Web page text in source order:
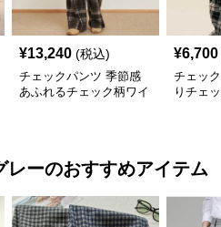
¥13,240 (税込)
チェックパンツ 季節感
あふれるチェック柄ワイ
¥6,700
チェッ
りチェ
レーのおすすめアイテム